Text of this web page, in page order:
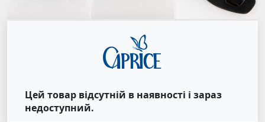
Цей товар відсутній в наявності і зараз
недоступний.